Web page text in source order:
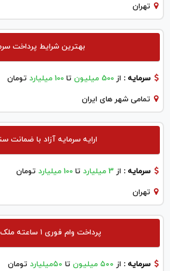
تهران
بهترین شرایط پرداخت
سرمایه : از 500 میلیون تا 100 میلیارد تومان
تمامی شهر های ایران
ارایه سرمایه آزاد با ضمانت
سرمایه : از 3 میلیارد تا 100 میلیارد تومان
تهران
پرداخت وام فوری ۱ ساعته ملک و خودرو
سرمایه : از ۵۰۰ میلیون تا ۵۰میلیارد تومان